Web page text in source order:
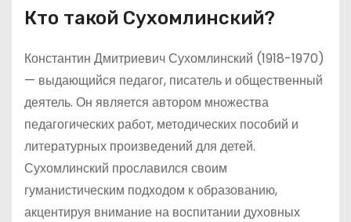
Кто такой Сухомлинский?
Константин Дмитриевич Сухомлинский (1918-1970)
— выдающийся педагог, писатель и общественный
деятель. Он является автором множества
педагогических работ, методических пособий и
литературных произведений для детей.
Сухомлинский прославился своим
гуманистическим подходом к образованию,
акцентируя внимание на воспитании духовных